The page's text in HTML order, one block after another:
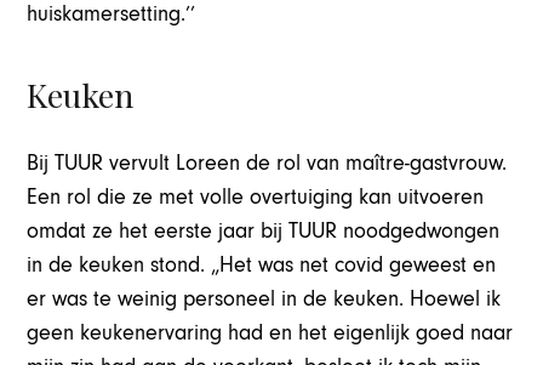
huiskamersetting.’’
Keuken
Bij TUUR vervult Loreen de rol van maître-gastvrouw.
Een rol die ze met volle overtuiging kan uitvoeren
omdat ze het eerste jaar bij TUUR noodgedwongen
in de keuken stond. „Het was net covid geweest en
er was te weinig personeel in de keuken. Hoewel ik
geen keukenervaring had en het eigenlijk goed naar